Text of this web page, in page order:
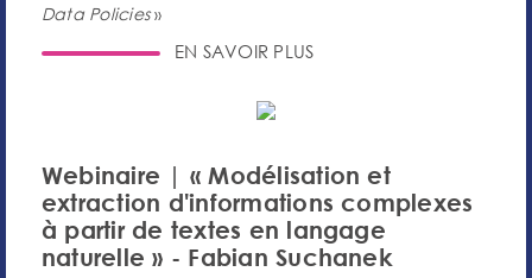
Data Policies»
EN SAVOIR PLUS
Webinaire | « Modélisation et
extraction d'informations complexes
à partir de textes en langage
naturelle » - Fabian Suchanek